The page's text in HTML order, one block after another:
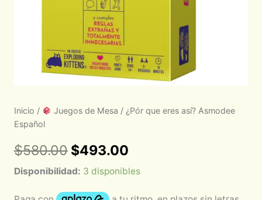
Inicio / Juegos de Mesa / ¿Pór que eres así? Asmodee
Español
$580.00 $493.00
Disponibilidad: 3 disponibles